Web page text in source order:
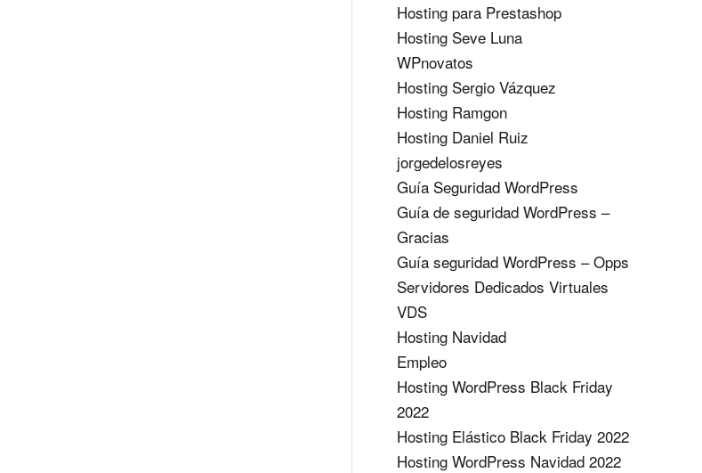
Hosting para Prestashop
Hosting Seve Luna
WPnovatos
Hosting Sergio Vázquez
Hosting Ramgon
Hosting Daniel Ruiz
jorgedelosreyes
Guía Seguridad WordPress
Guía de seguridad WordPress –
Gracias
Guía seguridad WordPress – Opps
Servidores Dedicados Virtuales
VDS
Hosting Navidad
Empleo
Hosting WordPress Black Friday
2022
Hosting Elástico Black Friday 2022
Hosting WordPress Navidad 2022